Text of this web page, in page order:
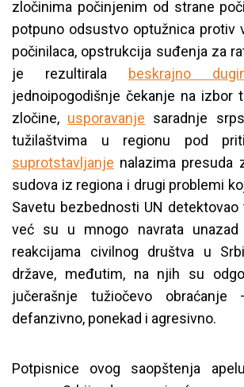
zločinima počinjenim od strane
potpuno odsustvo optužnica protiv
počinilaca, opstrukcija suđenja za
je rezultirala beskrajno
jednoipogodišnje čekanje na izbor
zločine, usporavanje saradnje
tužilaštvima u regionu pod
suprotstavljanje nalazima presuda
sudova iz regiona i drugi problemi
Savetu bezbednosti UN detektovao
već su u mnogo navrata unazad
reakcijama civilnog društva u
države, međutim, na njih su
jučerašnje tužiočevo
defanzivno, ponekad i agresivno.
Potpisnice ovog saopštenja